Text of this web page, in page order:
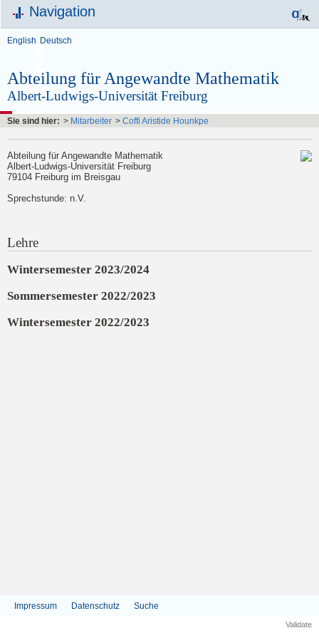
Navigation
English Deutsch
Abteilung für Angewandte Mathematik
Albert-Ludwigs-Universität Freiburg
Sie sind hier: > Mitarbeiter > Coffi Aristide Hounkpe
Abteilung für Angewandte Mathematik
Albert-Ludwigs-Universität Freiburg
79104 Freiburg im Breisgau
Sprechstunde: n.V.
Lehre
Wintersemester 2023/2024
Sommersemester 2022/2023
Wintersemester 2022/2023
Impressum Datenschutz Suche
Validate